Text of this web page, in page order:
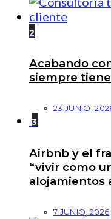
2
Acabando
siempre
23 JUNIO,
3
Airbnb y el
“vivir como
alojamientos
7 JUNIO, 2026